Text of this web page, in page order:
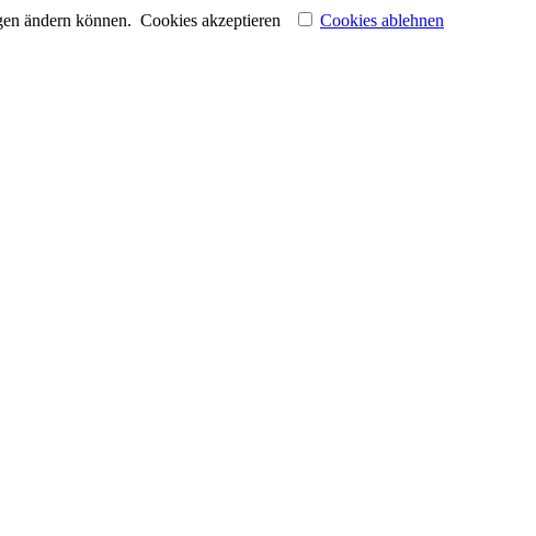
ändern können. Cookies akzeptieren
Cookies ablehnen